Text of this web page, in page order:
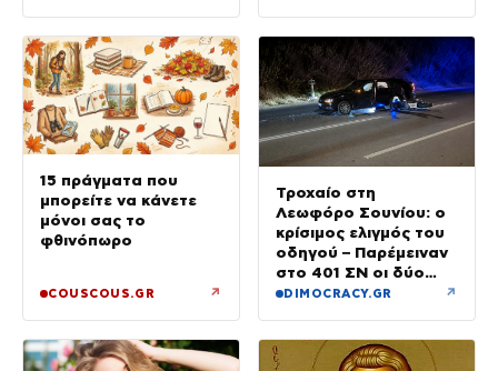
15 πράγματα που
μπορείτε να κάνετε
μόνοι σας το
φθινόπωρο
COUSCOUS.GR ↗
Τροχαίο στη
Λεωφόρο Σουνίου: ο
κρίσιμος ελιγμός του
οδηγού – Παρέμειναν
στο 401 ΣΝ οι δύο
αστυνομικοί
DIMOCRACY.GR ↗